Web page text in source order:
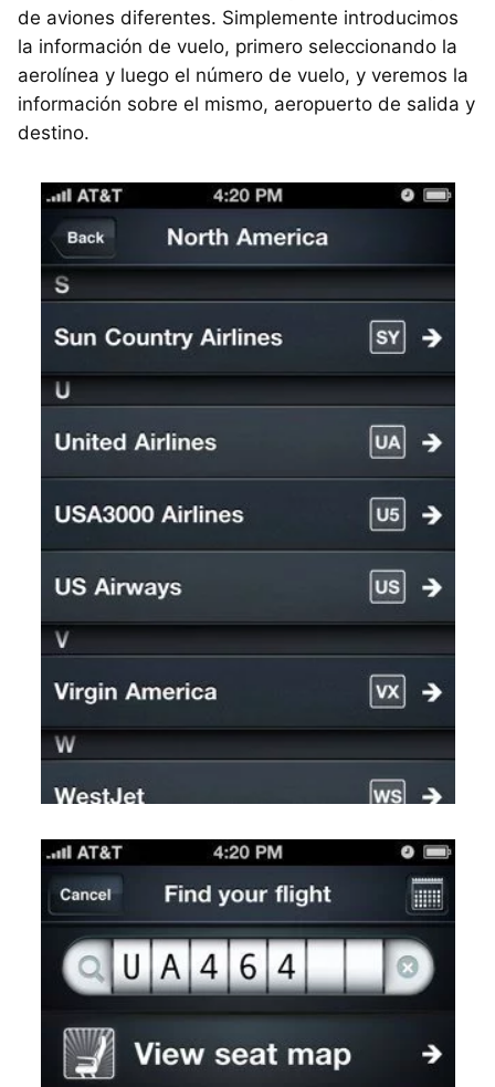
de aviones diferentes. Simplemente introducimos
la información de vuelo, primero seleccionando la
aerolínea y luego el número de vuelo, y veremos la
información sobre el mismo, aeropuerto de salida y
destino.